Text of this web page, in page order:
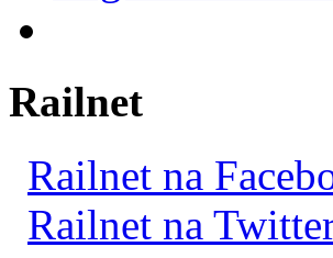
Railnet
Railnet na
Railnet na